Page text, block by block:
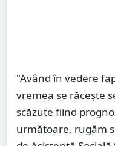
"Având în vedere
vremea se răcește
scăzute fiind
următoare, rugăm